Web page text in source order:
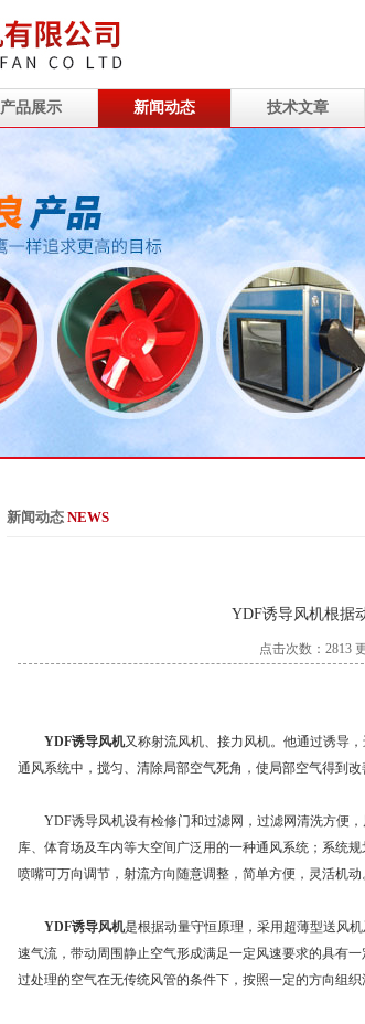
产品展示 新闻动态 技术文章
新闻动态 NEWS
YDF诱导风机根据
点击次数：2813
YDF诱导风机又称射流风机、接力风机。他通过诱导
通风系统中，搅匀、清除局部空气死角，使局部空气得到改
YDF诱导风机设有检修门和过滤网，过滤网清洗方便，
库、体育场及车内等大空间广泛用的一种通风系统；系统
喷嘴可万向调节，射流方向随意调整，简单方便，灵活机动
YDF诱导风机是根据动量守恒原理，采用超薄型送风
速气流，带动周围静止空气形成满足一定风速要求的具有
过处理的空气在无传统风管的条件下，按照一定的方向组织